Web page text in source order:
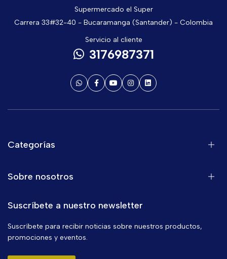
Supermercado el Super
Carrera 33#32-40 - Bucaramanga (Santander) - Colombia
Servicio al cliente
3176987371
Categorías
Sobre nosotros
Suscríbete a nuestro newsletter
Suscríbete para recibir noticias sobre nuestros productos,
promociones y eventos.